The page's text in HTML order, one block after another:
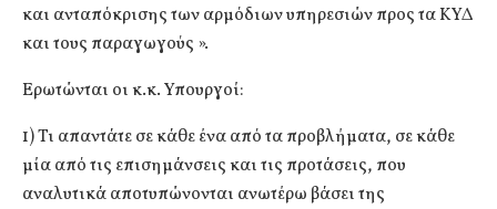
και ανταπόκρισης των αρμόδιων υπηρεσιών προς τα ΚΥΔ
και τους παραγωγούς ».
Ερωτώνται οι κ.κ. Υπουργοί:
1) Τι απαντάτε σε κάθε ένα από τα προβλήματα, σε κάθε
μία από τις επισημάνσεις και τις προτάσεις, που
αναλυτικά αποτυπώνονται ανωτέρω βάσει της